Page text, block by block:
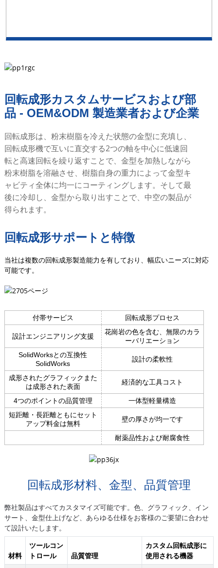
回転成形カスタムサービスおよび部
品 - OEM&ODM 製造業者および企業
回転成形は、粉末樹脂を冷えた状態の金型に充填し、
回転成形機で互いに直交する2つの軸を中心に低速回
転と高速回転を繰り返すことで、金型を加熱しながら
粉末樹脂を溶融させ、樹脂自身の重力によって金型キ
ャビティ全体に均一にコーティングします。そして最
後に冷却し、金型から取り出すことで、中空の製品が
得られます。
回転成形サポートと特徴
当社は複数の回転成形製造能力を有しており、幅広いニーズに対応
可能です。
付帯サービス 回転成形プロセス
設計エンジニアリング支援
花崗岩の色を含む、無限のカラ
ーバリエーション
SolidWorksとの互換性
SolidWorks
設計の柔軟性
成形されたグラフィックまた
は成形された表面
経済的な工具コスト
4つのポイントの品質管理
一体型軽量構造
短距離・長距離ともにセット
アップ料金は無料
壁の厚さが均一です
耐薬品性および耐腐食性
回転成形材料、金型、品質管理
弊社製品はすべてカスタマイズ可能です。色、グラフィック、イン
サート、金型仕上げなど、あらゆる仕様をお客様のご要望に合わせ
て設計いたします。
材料
ツールコン
トロール
品質管理
カスタム回転成形に
使用される機器